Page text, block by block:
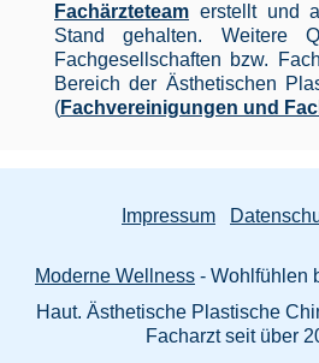
Fachärzteteam erstellt und
Stand gehalten. Weitere
Fachgesellschaften bzw.
Bereich der Ästhetischen
(Fachvereinigungen und
Impressum
Moderne Wellness - Wohlfühlen
Haut. Ästhetische Plastische
Facharzt seit über